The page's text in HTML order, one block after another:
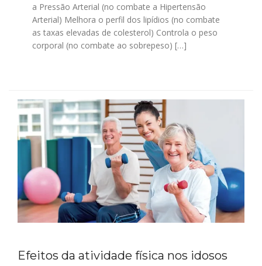
a Pressão Arterial (no combate a Hipertensão
Arterial) Melhora o perfil dos lipídios (no combate
as taxas elevadas de colesterol) Controla o peso
corporal (no combate ao sobrepeso) […]
Efeitos da atividade física nos idosos